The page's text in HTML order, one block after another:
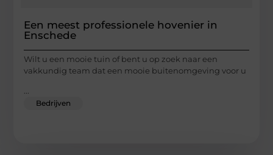
Een meest professionele hovenier in
Enschede
Wilt u een mooie tuin of bent u op zoek naar een
vakkundig team dat een mooie buitenomgeving voor u
...
Bedrijven